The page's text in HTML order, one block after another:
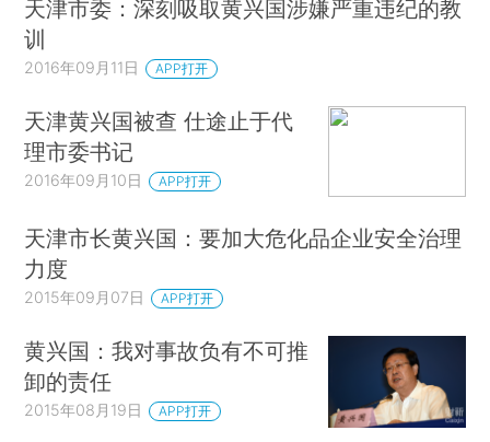
天津市委：深刻吸取黄兴国涉嫌严重违纪的教
训
2016年09月11日 APP打开
天津黄兴国被查 仕途止于代
理市委书记
2016年09月10日 APP打开
天津市长黄兴国：要加大危化品企业安全治理
力度
2015年09月07日 APP打开
黄兴国：我对事故负有不可推
卸的责任
2015年08月19日 APP打开